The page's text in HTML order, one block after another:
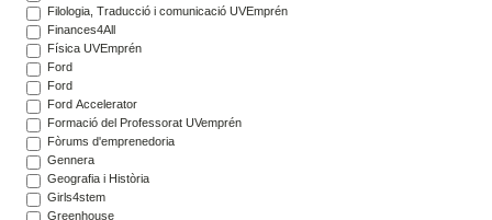
Filologia, Traducció i comunicació UVEmprén
Finances4All
Física UVEmprén
Ford
Ford
Ford Accelerator
Formació del Professorat UVemprén
Fòrums d'emprenedoria
Gennera
Geografia i Història
Girls4stem
Greenhouse